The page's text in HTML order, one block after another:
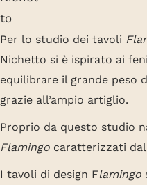
Per lo studio dei tavoli
Nichetto si è ispirato ai
equilibrare il grande peso
grazie all’ampio artiglio.
Proprio da questo studio
Flamingo caratterizzati
I tavoli di design Flamingo